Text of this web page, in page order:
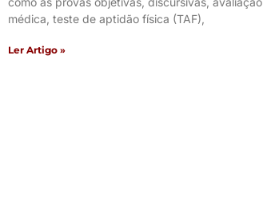
médica, teste de aptidão física (TAF),
Ler Artigo »